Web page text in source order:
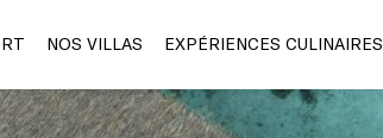
NOS VILLAS EXPÉRIENCES CULINAIRES